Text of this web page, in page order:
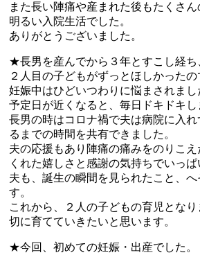
また長い陣痛や産まれた後もたくさ
明るい入院生活でした。
ありがとうございました。
★長男を産んでから３年とすこし経ち
２人目の子どもがずっとほしかった
妊娠中はひどいつわりに悩まされま
予定日が近くなると、毎日ドキドキ
長男の時はコロナ禍で夫は病院に入
るまでの時間を共有できました。
夫の応援もあり陣痛の痛みをのりこ
くれた嬉しさと感謝の気持ちでいっぱ
夫も、誕生の瞬間を見られたこと、
す。
これから、２人の子どもの育児とな
切に育てていきたいと思います。
★今回、初めての妊娠・出産でした。